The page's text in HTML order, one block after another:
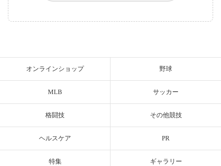
オンラインショップ 野球
MLB サッカー
格闘技 その他競技
ヘルスケア PR
特集 ギャラリー